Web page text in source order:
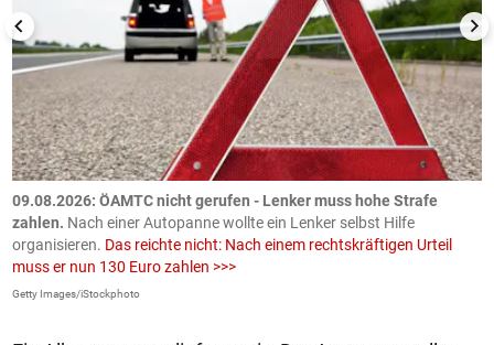
09.08.2026: ÖAMTC nicht gerufen - Lenker muss hohe Strafe
zahlen. Nach einer Autopanne wollte ein Lenker selbst Hilfe
organisieren. Das reichte nicht: Nach einem rechtskräftigen Urteil
muss er nun 130 Euro zahlen >>>
Getty Images/iStockphoto